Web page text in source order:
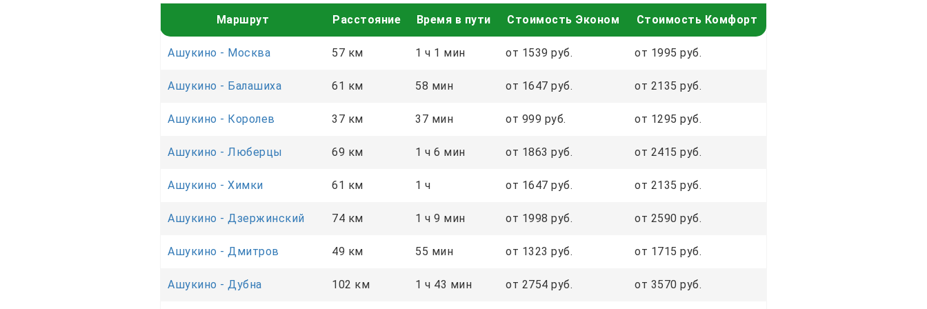
Маршрут Расстояние Время в пути Стоимость Эконом Стоимость Комфорт
Ашукино - Москва 57 км 1 ч 1 мин от 1539 руб. от 1995 руб.
Ашукино - Балашиха 61 км 58 мин от 1647 руб. от 2135 руб.
Ашукино - Королев 37 км 37 мин от 999 руб. от 1295 руб.
Ашукино - Люберцы 69 км 1 ч 6 мин от 1863 руб. от 2415 руб.
Ашукино - Химки 61 км 1 ч от 1647 руб. от 2135 руб.
Ашукино - Дзержинский 74 км 1 ч 9 мин от 1998 руб. от 2590 руб.
Ашукино - Дмитров 49 км 55 мин от 1323 руб. от 1715 руб.
Ашукино - Дубна 102 км 1 ч 43 мин от 2754 руб. от 3570 руб.